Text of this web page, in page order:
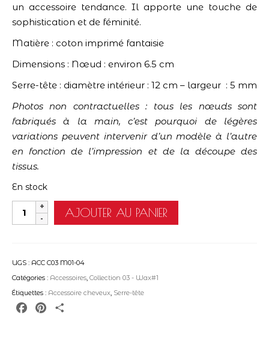
un accessoire tendance. Il apporte une touche de
sophistication et de féminité.
Matière : coton imprimé fantaisie
Dimensions : Nœud : environ 6.5 cm
Serre-tête : diamètre intérieur : 12 cm – largeur : 5 mm
Photos non contractuelles : tous les nœuds sont
fabriqués à la main, c’est pourquoi de légères
variations peuvent intervenir d’un modèle à l’autre
en fonction de l’impression et de la découpe des
tissus.
En stock
quantité
de
-
Wax
#1
AJOUTER AU PANIER
UGS : ACC C03 M01-04
Catégories : Accessoires Collection 03 - Wax#1
Étiquettes : Accessoire cheveux Serre-tête
FacebookPinterest